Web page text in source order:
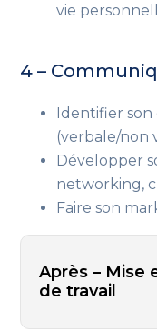
vie
4 –
Identifier
(verbale/non
Développer
networking,
Faire son
Après –
de travail